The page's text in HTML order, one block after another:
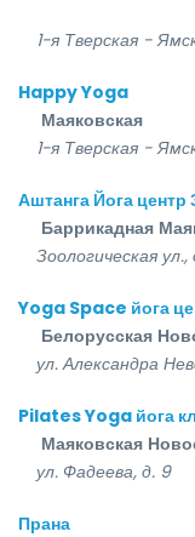
1-я Тверская -
Happy Yoga
Маяковская
1-я Тверская -
Аштанга Йога центр
Баррикадная
Зоологическая ул.,
Yoga Space йога
Белорусская
ул. Александра
Pilates Yoga йога
Маяковская
ул. Фадеева, д. 9
Прана